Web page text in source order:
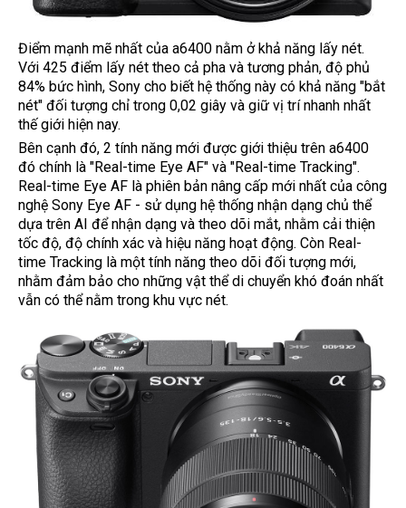
Điểm mạnh mẽ nhất của a6400 nằm ở khả năng lấy nét.
Với 425 điểm lấy nét theo cả pha và tương phản, độ phủ
84% bức hình, Sony cho biết hệ thống này có khả năng "bắt
nét" đối tượng chỉ trong 0,02 giây và giữ vị trí nhanh nhất
thế giới hiện nay.
Bên cạnh đó, 2 tính năng mới được giới thiệu trên a6400
đó chính là "Real-time Eye AF" và "Real-time Tracking".
Real-time Eye AF là phiên bản nâng cấp mới nhất của công
nghệ Sony Eye AF - sử dụng hệ thống nhận dạng chủ thể
dựa trên AI để nhận dạng và theo dõi mắt, nhằm cải thiện
tốc độ, độ chính xác và hiệu năng hoạt động. Còn Real-
time Tracking là một tính năng theo dõi đối tượng mới,
nhằm đảm bảo cho những vật thể di chuyển khó đoán nhất
vẫn có thể nằm trong khu vực nét.